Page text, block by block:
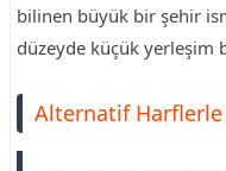
bilinen büyük bir şehir
düzeyde küçük yerleşim
Alternatif